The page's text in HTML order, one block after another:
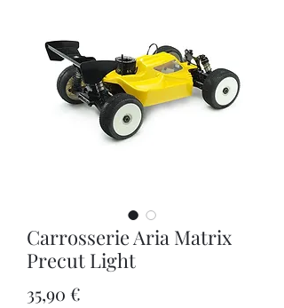
Carrosserie Aria Matrix
Precut Light
35,90 €